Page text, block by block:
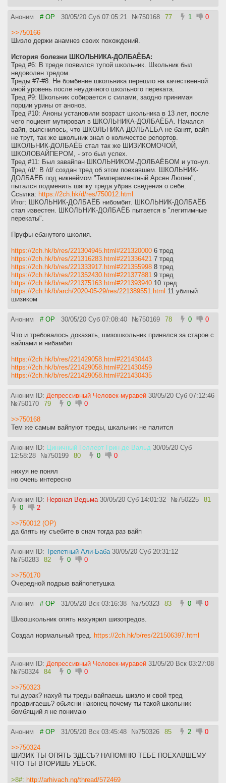
Аноним # OP 30/05/20 Суб 07:05:21 №750168 77 1 0
>>750166
Шизло держи анамнез своих похождений.
История болезни ШКОЛЬНИКА-ДОЛБАЁБА:
Тред #6: В треде появился тупой школьник. Школьник был
недоволен тредом.
Треды #7-#8: Не бомбение школьника перешло на качественной
иной уровень после неудачного школьного переката.
Тред #9: Школьник собирается с силами, заодно принимая
порции урины от анонов.
Тред #10: Аноны установили возраст школьника в 13 лет, после
чего поциент мутировал в ШКОЛЬНИКА-ДОЛБАЁБА. Начался
вайп, выяснилось, что ШКОЛЬНИКА-ДОЛБАЁБА не банят, вайп
не трут, так же школьник знал о количестве репортов.
ШКОЛЬНИК-ДОЛБАЁБ стал так же ШИЗИКОМОЧОЙ,
ШКОЛОВАЙПЕРОМ, - это был успех.
Тред #11: Был завайпан ШКОЛЬНИКОМ-ДОЛБАЁБОМ и утонул.
Тред /d/: В /d/ создан тред об этом поехавшем. ШКОЛЬНИК-
ДОЛБАЁБ под никнеймом "Темпераментный Арсен Люпен",
пытался подменить шапку треда убрав сведения о себе.
Ссылка: https://2ch.hk/d/res/750012.html
Итог: ШКОЛЬНИК-ДОЛБАЁБ нибомбит. ШКОЛЬНИК-ДОЛБАЁБ
стал известен. ШКОЛЬНИК-ДОЛБАЁБ пытается в "легитимные
перекаты".
Пруфы ебанутого школия.
https://2ch.hk/b/res/221304945.html#221320000 6 тред
https://2ch.hk/b/res/221316283.html#221336421 7 тред
https://2ch.hk/b/res/221333917.html#221355998 8 тред
https://2ch.hk/b/res/221352430.html#221377881 9 тред
https://2ch.hk/b/res/221375163.html#221393940 10 тред
https://2ch.hk/b/arch/2020-05-29/res/221389551.html 11 убитый
шизиком
Аноним # OP 30/05/20 Суб 07:08:40 №750169 78 0 0
Что и требовалось доказать, шизошкольник принялся за старое с
вайпами и нибамбит
https://2ch.hk/b/res/221429058.html#221430443
https://2ch.hk/b/res/221429058.html#221430459
https://2ch.hk/b/res/221429058.html#221430435
Аноним ID: Депрессивный Человек-муравей 30/05/20 Суб 07:12:46
№750170 79 0 0
>>750168
Тем же самым вайпуют треды, шкальник не палится
Аноним ID: Циничный Геллерт Грин-де-Вальд 30/05/20 Суб
12:58:28
№750199 80 0 0
нихуя не понял
но очень интересно
Аноним ID: Нервная Ведьма 30/05/20 Суб 14:01:32 №750225
81
0
2
>>750012 (OP)
да блять ну съебите в снач тогда раз вайп
Аноним ID: Трепетный Али-Баба 30/05/20 Суб 20:31:12
№750283 82 0 0
>>750170
Очередной подрыв вайпопетушка
Аноним # OP 31/05/20 Вск 03:16:38 №750323 83 0 0
Шизошкольник опять нахуярил шизотредов.
Создал нормальный тред. https://2ch.hk/b/res/221506397.html
Аноним ID: Депрессивный Человек-муравей 31/05/20 Вск 03:27:08
№750324 84 0 0
>>750323
ты дурак? нахуй ты треды вайпаешь шизло и свой тред
продвигаешь? обьясни наконец почему ты такой школьник
бомбящий я не понимаю
Аноним # OP 31/05/20 Вск 03:45:48 №750326 85 2 0
>>750324
ШИЗИК ТЫ ОПЯТЬ ЗДЕСЬ? НАПОМНЮ ТЕБЕ ПОЕХАВШЕМУ
ЧТО ТЫ ВТОРИШЬ УЁБОК.
>8#: http://arhivach.ng/thread/572469